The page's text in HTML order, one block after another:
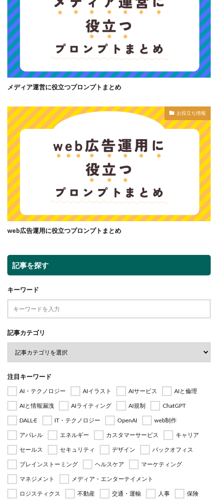
メディア運営に役立つプロンプトまとめ
お役立ち情報
web広告運用に役立つプロンプトまとめ
記事を探す
キーワード
記事カテゴリ
注目キーワード
AI・テクノロジー AIイラスト AIサービス
AIと倫理
AIと情報漏洩
AIライティング AI規制
ChatGPT
DALL·E
IT・テクノロジー OpenAI
web制作
アパレル
エネルギー カスタマーサービス
キャリア
セールス
セキュリティ デザイン
バックオフィス
ブレインストーミング
ヘルスケア
マーケティング
マネジメント
メディア・エンターテイメント
ロジスティクス
不動産 交通・運輸 人事 保険